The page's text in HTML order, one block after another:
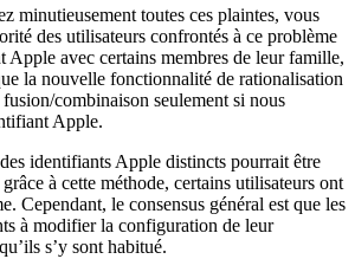
minutieusement toutes ces plaintes, vous
des utilisateurs confrontés à ce problème
Apple avec certains membres de leur famille,
la nouvelle fonctionnalité de rationalisation
combinaison seulement si nous
Apple.
identifiants Apple distincts pourrait être
à cette méthode, certains utilisateurs ont
Cependant, le consensus général est que les
à modifier la configuration de leur
s’y sont habitué.